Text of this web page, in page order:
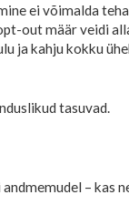
ei võimalda
out määr veidi
ja kahju kokku
tasuvad.
–